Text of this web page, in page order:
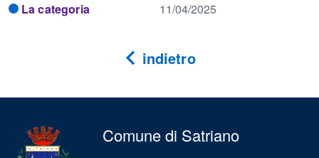
La categoria 11/04/2025
indietro
Comune di Satriano